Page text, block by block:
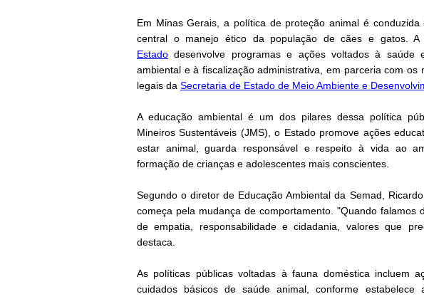
Em Minas Gerais, a política de proteção animal é
central o manejo ético da população de cães e gatos.
Estado desenvolve programas e ações voltados à saúde
ambiental e à fiscalização administrativa, em parceria com
legais da Secretaria de Estado de Meio Ambiente e
A educação ambiental é um dos pilares dessa política
Mineiros Sustentáveis (JMS), o Estado promove ações
estar animal, guarda responsável e respeito à vida ao
formação de crianças e adolescentes mais conscientes.
Segundo o diretor de Educação Ambiental da Semad,
começa pela mudança de comportamento. "Quando falamos
de empatia, responsabilidade e cidadania, valores que
destaca.
As políticas públicas voltadas à fauna doméstica incluem
cuidados básicos de saúde animal, conforme estabelece